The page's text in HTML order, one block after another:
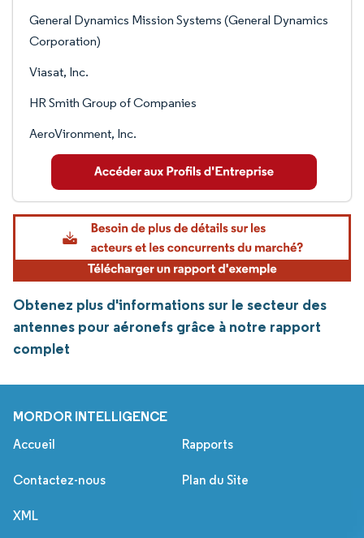
General Dynamics Mission Systems (General Dynamics
Corporation)
Viasat, Inc.
HR Smith Group of Companies
AeroVironment, Inc.
Obtenez plus d'informations sur le secteur des
antennes pour aéronefs grâce à notre rapport
complet
MORDOR INTELLIGENCE
Accueil Rapports
Contactez-nous Plan du Site
XML